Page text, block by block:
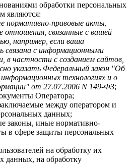
обработки персональных
являются:
нормативно-правовые акты,
отношения, связанные с вашей
например, если ваша
связана с информационными
в частности с созданием сайтов,
указать Федеральный закон "Об
технологиях и о
от 27.07.2006 N 149-ФЗ;
Оператора;
между оператором и
данных;
законы, иные нормативно-
в сфере защиты персональных
на обработку их
данных, на обработку